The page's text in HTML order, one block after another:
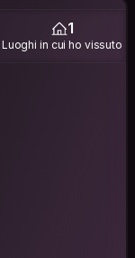
1
Luoghi in cui ho vissuto